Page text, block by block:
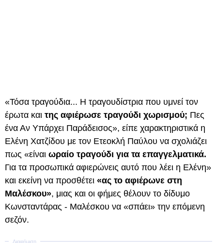
«Τόσα τραγούδια... Η τραγουδίστρια που υμνεί τον
έρωτα και της αφιέρωσε τραγούδι χωρισμού; Πες
ένα Αν Υπάρχει Παράδεισος», είπε χαρακτηριστικά η
Ελένη Χατζίδου με τον Ετεοκλή Παύλου να σχολιάζει
πως «είναι ωραίο τραγούδι για τα επαγγελματικά.
Για τα προσωπικά αφιερώνεις αυτό που λέει η Ελένη»
και εκείνη να προσθέτει «ας το αφιέρωνε στη
Μαλέσκου», μιας και οι φήμες θέλουν το δίδυμο
Κωνσταντάρας - Μαλέσκου να «σπάει» την επόμενη
σεζόν.